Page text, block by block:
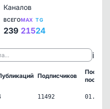
Каналов
ВСЕГО
239
MAX
215
TG
24
ℹ️
Подписчиков
пост
11492